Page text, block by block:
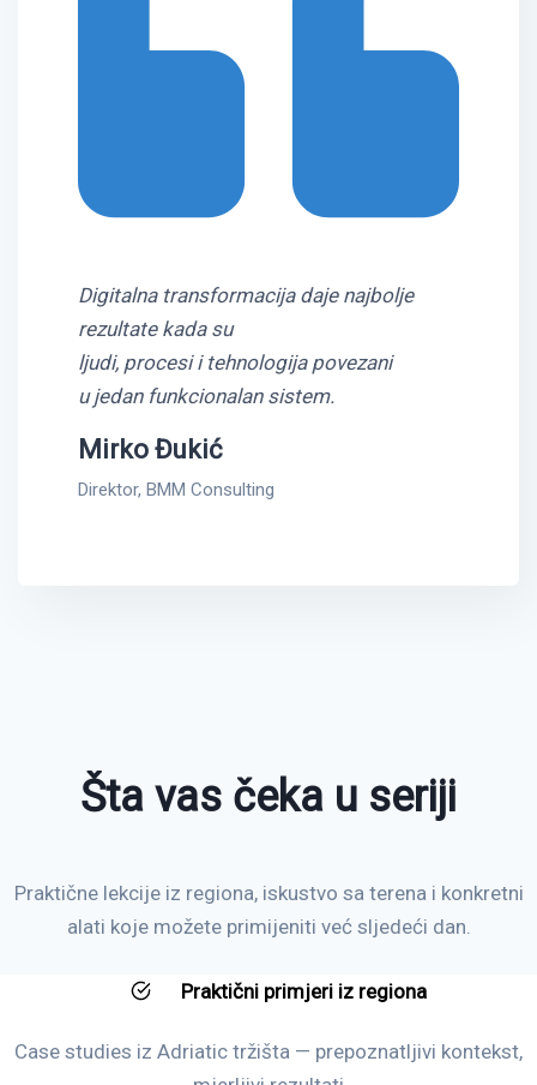
Digitalna transformacija daje najbolje
rezultate kada su
ljudi, procesi i tehnologija povezani
u jedan funkcionalan sistem.
Mirko Đukić
Direktor, BMM Consulting
Šta vas čeka u seriji
Praktične lekcije iz regiona, iskustvo sa terena i konkretni
alati koje možete primijeniti već sljedeći dan.
Praktični primjeri iz regiona
Case studies iz Adriatic tržišta — prepoznatljivi kontekst,